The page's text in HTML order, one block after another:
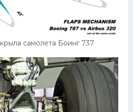
самолета Боинг 737